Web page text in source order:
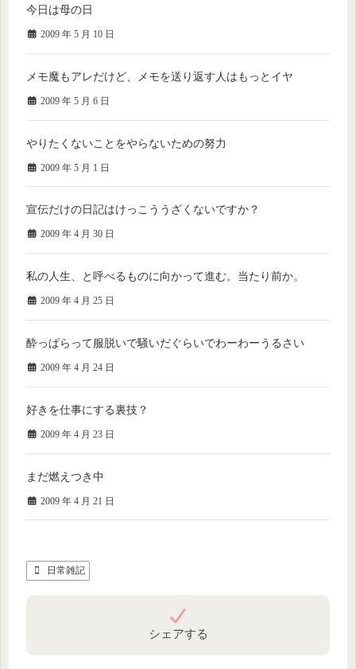
今日は母の日
2009 年 5 月 10 日
メモ魔もアレだけど、メモを送り返す人はもっとイヤ
2009 年 5 月 6 日
やりたくないことをやらないための努力
2009 年 5 月 1 日
宣伝だけの日記はけっこううざくないですか？
2009 年 4 月 30 日
私の人生、と呼べるものに向かって進む。当たり前か。
2009 年 4 月 25 日
酔っぱらって服脱いで騒いだぐらいでわーわーうるさい
2009 年 4 月 24 日
好きを仕事にする裏技？
2009 年 4 月 23 日
まだ燃えつき中
2009 年 4 月 21 日
日常雑記
シェアする